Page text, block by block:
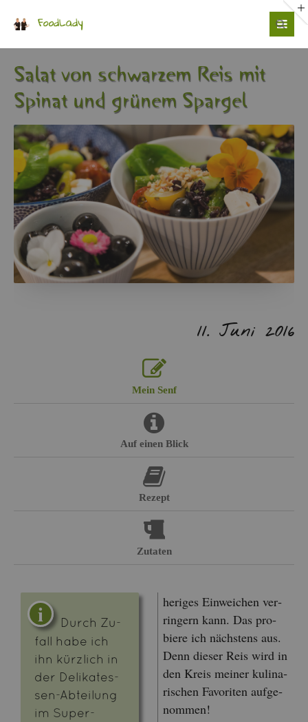
Passwort
Anmelden
Salat von schwar­zem Reis mit
Spi­nat und grü­nem Spar­gel
11. Juni 2016
Mein Senf
Auf einen Blick
Re­zept
Zu­ta­ten
Durch Zu­
fall habe ich
ihn kürz­lich in
der De­li­ka­tes­
sen-Ab­tei­lung
im Su­per­
he­ri­ges Ein­wei­chen ver­
rin­gern kann. Das pro­
bie­re ich nächs­tens aus.
Denn die­ser Reis wird in
den Kreis mei­ner ku­li­na­
ri­schen Fa­vo­ri­ten auf­ge­
nom­men!